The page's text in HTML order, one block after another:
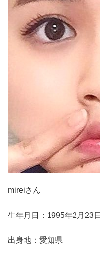
mireiさん
生年月日：1995年2月23日
出身地：愛知県